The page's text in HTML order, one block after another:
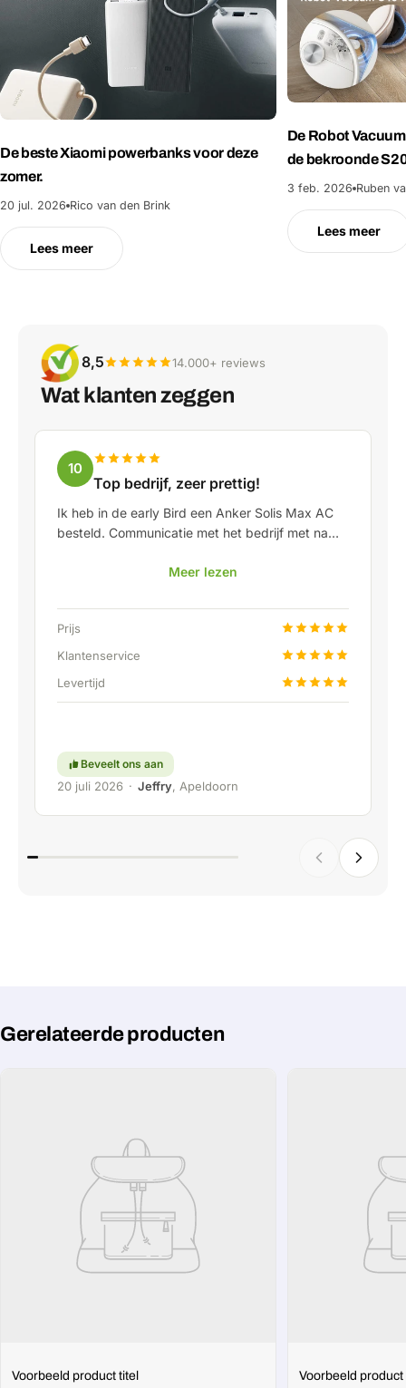
De beste Xiaomi powerbanks voor deze
zomer.
20 jul. 2026 Rico van den Brink
Lees meer
De Robot
de bekroonde
3 feb. 2026 Ruben
Lees meer
8,5 14.000+ reviews
Wat klanten zeggen
10
Top bedrijf, zeer prettig!
Ik heb in de early Bird een Anker Solis Max AC
besteld. Communicatie met het bedrijf met name
werd ik goed op de hoogte gehouden van
afspraak van levering werd er zelfs een gratis
een vaste aansluiting aangeboden om de thuis
accu doormiddel van een vaste verbinding aan
Kortom; een erg fijn bedrijf waar service en
Meer lezen
Prijs
Klantenservice
Levertijd
Beveelt ons aan
20 juli 2026 · Jeffry, Apeldoorn
Gerelateerde producten
Voorbeeld product titel Voorbeeld product